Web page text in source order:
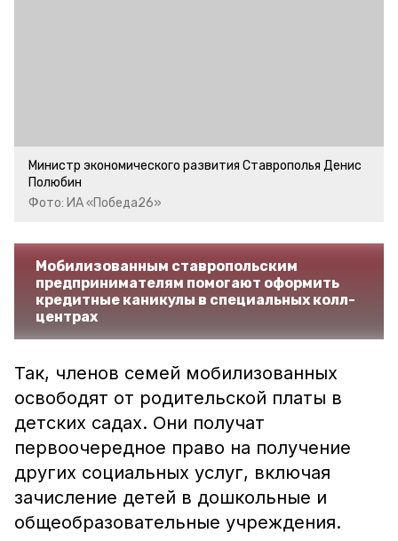
Министр экономического развития Ставрополья Денис
Полюбин
Фото: ИА «Победа26»
Мобилизованным ставропольским
предпринимателям помогают оформить
кредитные каникулы в специальных колл-
центрах
Так, членов семей мобилизованных
освободят от родительской платы в
детских садах. Они получат
первоочередное право на получение
других социальных услуг, включая
зачисление детей в дошкольные и
общеобразовательные учреждения.